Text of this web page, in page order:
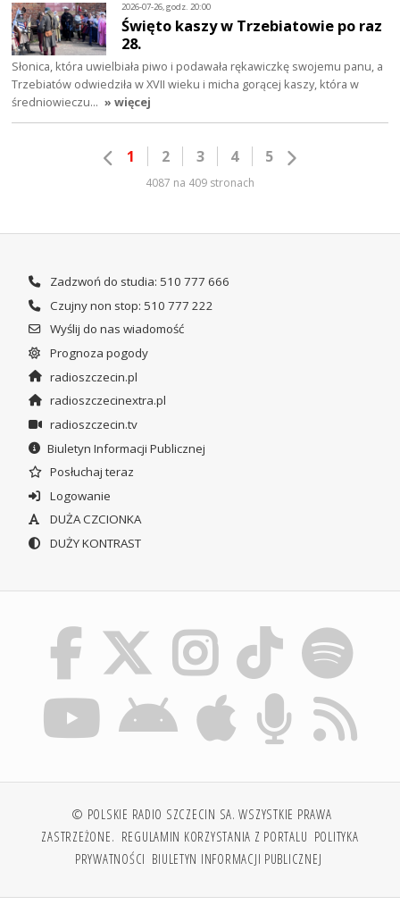
2026-07-26, godz. 20:00
Święto kaszy w Trzebiatowie po raz
28.
Słonica, która uwielbiała piwo i podawała rękawiczkę swojemu panu, a
Trzebiatów odwiedziła w XVII wieku i micha gorącej kaszy, która w
średniowieczu… » więcej
1 2 3 4 5
4087 na 409 stronach
Zadzwoń do studia: 510 777 666
Czujny non stop: 510 777 222
Wyślij do nas wiadomość
Prognoza pogody
radioszczecin.pl
radioszczecinextra.pl
radioszczecin.tv
Biuletyn Informacji Publicznej
Posłuchaj teraz
Logowanie
DUŻA CZCIONKA
DUŻY KONTRAST
© POLSKIE RADIO SZCZECIN SA. WSZYSTKIE PRAWA
ZASTRZEŻONE. REGULAMIN KORZYSTANIA Z PORTALU POLITYKA
PRYWATNOŚCI BIULETYN INFORMACJI PUBLICZNEJ